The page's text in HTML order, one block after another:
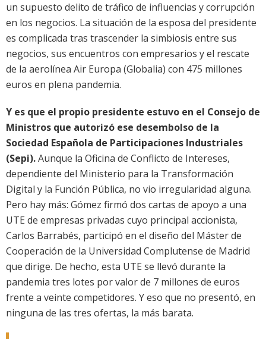
un supuesto delito de tráfico de influencias y corrupción
en los negocios. La situación de la esposa del presidente
es complicada tras trascender la simbiosis entre sus
negocios, sus encuentros con empresarios y el rescate
de la aerolínea Air Europa (Globalia) con 475 millones
euros en plena pandemia.
Y es que el propio presidente estuvo en el Consejo de
Ministros que autorizó ese desembolso de la
Sociedad Española de Participaciones Industriales
(Sepi).Aunque la Oficina de Conflicto de Intereses,
dependiente del Ministerio para la Transformación
Digital y la Función Pública, no vio irregularidad alguna.
Pero hay más: Gómez firmó dos cartas de apoyo a una
UTE de empresas privadas cuyo principal accionista,
Carlos Barrabés, participó en el diseño del Máster de
Cooperación de la Universidad Complutense de Madrid
que dirige. De hecho, esta UTE se llevó durante la
pandemia tres lotes por valor de 7 millones de euros
frente a veinte competidores. Y eso que no presentó, en
ninguna de las tres ofertas, la más barata.